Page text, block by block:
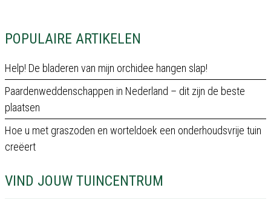
POPULAIRE ARTIKELEN
Help! De bladeren van mijn orchidee hangen slap!
Paardenweddenschappen in Nederland – dit zijn de beste
plaatsen
Hoe u met graszoden en worteldoek een onderhoudsvrije tuin
creëert
VIND JOUW TUINCENTRUM